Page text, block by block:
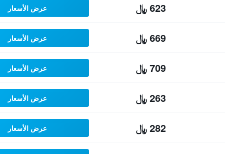
623 ﷼ عرض الأسعار
669 ﷼ عرض الأسعار
709 ﷼ عرض الأسعار
263 ﷼ عرض الأسعار
282 ﷼ عرض الأسعار